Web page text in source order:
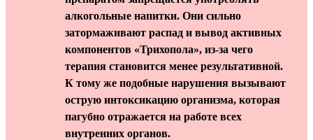
алкогольные напитки. Они сильно
затормаживают распад и вывод активных
компонентов «Трихопола», из-за чего
терапия становится менее результативной.
К тому же подобные нарушения вызывают
острую интоксикацию организма, которая
пагубно отражается на работе всех
внутренних органов.